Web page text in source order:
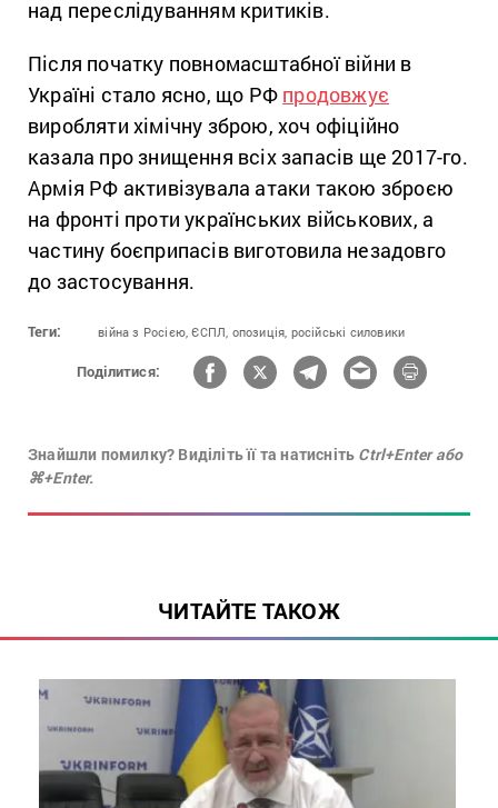
над переслідуванням критиків.
Після початку повномасштабної війни в
Україні стало ясно, що РФ продовжує
виробляти хімічну зброю, хоч офіційно
казала про знищення всіх запасів ще 2017-го.
Армія РФ активізувала атаки такою зброєю
на фронті проти українських військових, а
частину боєприпасів виготовила незадовго
до застосування.
Теги: війна з Росією, ЄСПЛ, опозиція, російські силовики
Поділитися:
Знайшли помилку? Виділіть її та натисніть Ctrl+Enter або
⌘+Enter.
ЧИТАЙТЕ ТАКОЖ